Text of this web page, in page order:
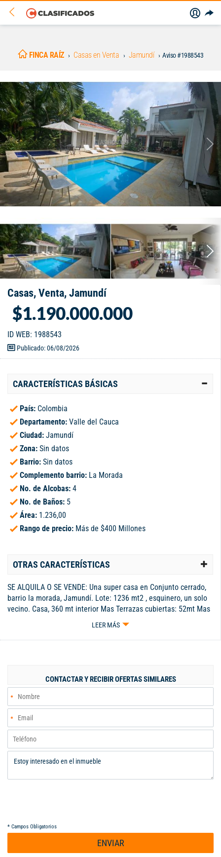
FINCA RAÍZ Casas en Venta Jamundí Aviso #1988543
Casas, Venta, Jamundí
$1.190.000.000
ID WEB: 1988543
Publicado: 06/08/2026
CARACTERÍSTICAS BÁSICAS
País: Colombia
Departamento: Valle del Cauca
Ciudad: Jamundí
Zona: Sin datos
Barrio: Sin datos
Complemento barrio: La Morada
No. de Alcobas: 4
No. de Baños: 5
Área: 1.236,00
Rango de precio: Más de $400 Millones
OTRAS CARACTERÍSTICAS
SE ALQUILA O SE VENDE: Una super casa en Conjunto cerrado,
barrio la morada, Jamundí. Lote: 1236 mt2 , esquinero, un solo
vecino. Casa, 360 mt interior Mas Terrazas cubiertas: 52mt Mas
Terrazas descubiertas: 130mt Habitación principal con AA,
baño independiente y AA. Mas Amplio Estudio con baño
con lava-vajillas, torre de hornos, gas natural. Piscina, jacuzzi y
Turco Aires acondicionados en: todas las habitaciones, vestier,
estudio, cocina. Unidad con lago, Cancha de tenis, juegos
infantiles, 5 kmt de caminos Precio: 1.190 millones
Administración: 485.000. Canon inc admon: $5.000.000.
LEER MÁS
CONTACTAR Y RECIBIR OFERTAS SIMILARES
* Campos Obligatorios
ENVIAR